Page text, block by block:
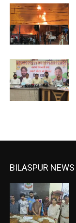
BILASPUR NEWS